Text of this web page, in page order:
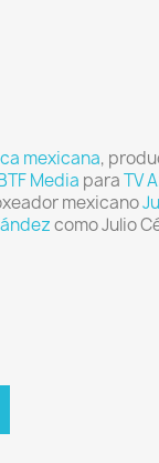
mexicana,
Media paraTV
mexicano
como Julio